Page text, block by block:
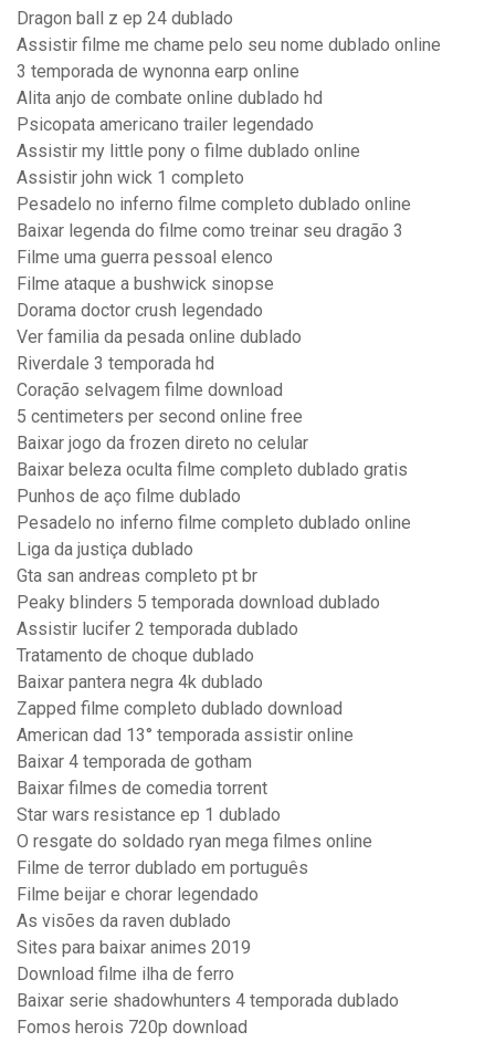
Dragon ball z ep 24 dublado
Assistir filme me chame pelo seu nome dublado online
3 temporada de wynonna earp online
Alita anjo de combate online dublado hd
Psicopata americano trailer legendado
Assistir my little pony o filme dublado online
Assistir john wick 1 completo
Pesadelo no inferno filme completo dublado online
Baixar legenda do filme como treinar seu dragão 3
Filme uma guerra pessoal elenco
Filme ataque a bushwick sinopse
Dorama doctor crush legendado
Ver familia da pesada online dublado
Riverdale 3 temporada hd
Coração selvagem filme download
5 centimeters per second online free
Baixar jogo da frozen direto no celular
Baixar beleza oculta filme completo dublado gratis
Punhos de aço filme dublado
Pesadelo no inferno filme completo dublado online
Liga da justiça dublado
Gta san andreas completo pt br
Peaky blinders 5 temporada download dublado
Assistir lucifer 2 temporada dublado
Tratamento de choque dublado
Baixar pantera negra 4k dublado
Zapped filme completo dublado download
American dad 13° temporada assistir online
Baixar 4 temporada de gotham
Baixar filmes de comedia torrent
Star wars resistance ep 1 dublado
O resgate do soldado ryan mega filmes online
Filme de terror dublado em português
Filme beijar e chorar legendado
As visões da raven dublado
Sites para baixar animes 2019
Download filme ilha de ferro
Baixar serie shadowhunters 4 temporada dublado
Fomos herois 720p download